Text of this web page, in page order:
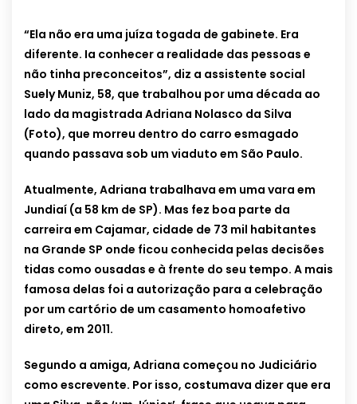
“Ela não era uma juíza togada de gabinete. Era
diferente. Ia conhecer a realidade das pessoas e
não tinha preconceitos”, diz a assistente social
Suely Muniz, 58, que trabalhou por uma década ao
lado da magistrada Adriana Nolasco da Silva
(Foto), que morreu dentro do carro esmagado
quando passava sob um viaduto em São Paulo.
Atualmente, Adriana trabalhava em uma vara em
Jundiaí (a 58 km de SP). Mas fez boa parte da
carreira em Cajamar, cidade de 73 mil habitantes
na Grande SP onde ficou conhecida pelas decisões
tidas como ousadas e à frente do seu tempo. A mais
famosa delas foi a autorização para a celebração
por um cartório de um casamento homoafetivo
direto, em 2011.
Segundo a amiga, Adriana começou no Judiciário
como escrevente. Por isso, costumava dizer que era